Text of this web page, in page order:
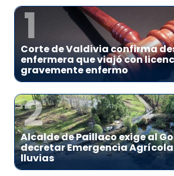
1
Corte de Valdivia confirma
enfermera que viajó con
gravemente enfermo
2
Alcalde de Paillaco exige al
decretar Emergencia
lluvias